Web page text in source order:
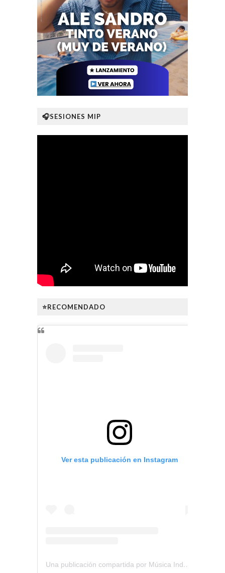
🎧SESIONES MIP
⭐RECOMENDADO
Ver esta publicación en Instagram
Una publicación compartida por Música Independiente Perú 🇵🇪 (@musica.independiente.peru)